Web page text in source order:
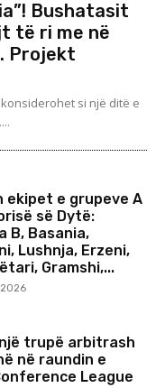
Bushatasit
të ri me në
Projekt
si një ditë e
ekipet e grupeve A
së Dytë:
B, Basania,
Lushnja, Erzeni,
Gramshi,...
trupë arbitrash
në raundin e
League